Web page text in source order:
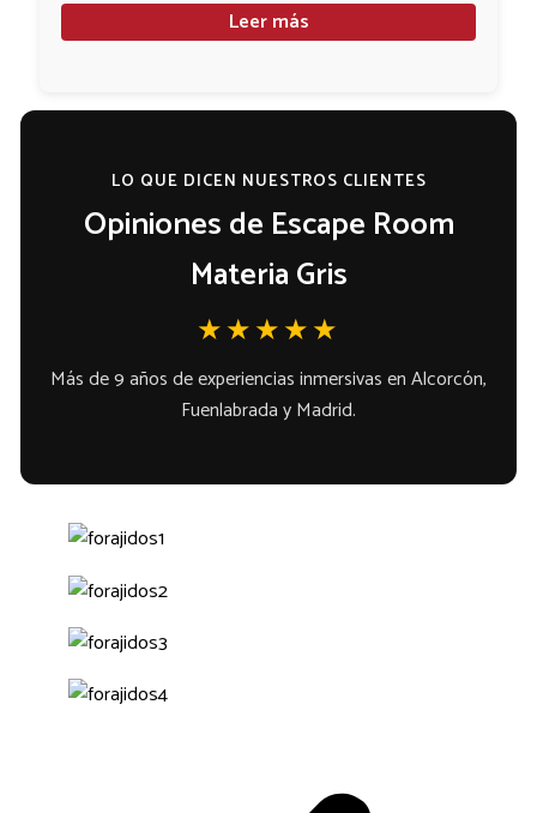
Leer más
LO QUE DICEN NUESTROS CLIENTES
Opiniones de Escape Room
Materia Gris
★★★★★
Más de 9 años de experiencias inmersivas en Alcorcón,
Fuenlabrada y Madrid.